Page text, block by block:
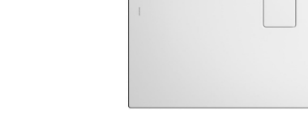
Balkon a terasa
Textil, koberce